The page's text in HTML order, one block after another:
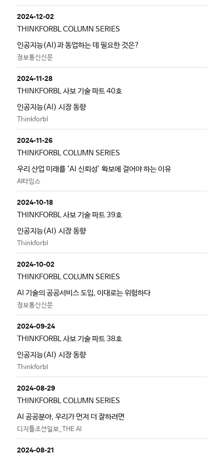
2024-12-02
THINKFORBL COLUMN SERIES
인공지능(AI)과 동업하는 데 필요한 것은?
정보통신신문
2024-11-28
THINKFORBL 사보 기술 파트 40호
인공지능(AI) 시장 동향
Thinkforbl
2024-11-26
THINKFORBL COLUMN SERIES
우리 산업 미래를 ‘AI 신뢰성’ 확보에 걸어야 하는 이유
AI타임스
2024-10-18
THINKFORBL 사보 기술 파트 39호
인공지능(AI) 시장 동향
Thinkforbl
2024-10-02
THINKFORBL COLUMN SERIES
AI 기술의 공공서비스 도입, 이대로는 위험하다
정보통신신문
2024-09-24
THINKFORBL 사보 기술 파트 38호
인공지능(AI) 시장 동향
Thinkforbl
2024-08-29
THINKFORBL COLUMN SERIES
AI 공공분야, 우리가 먼저 더 잘하려면
디지틀조선일보_THE AI
2024-08-21